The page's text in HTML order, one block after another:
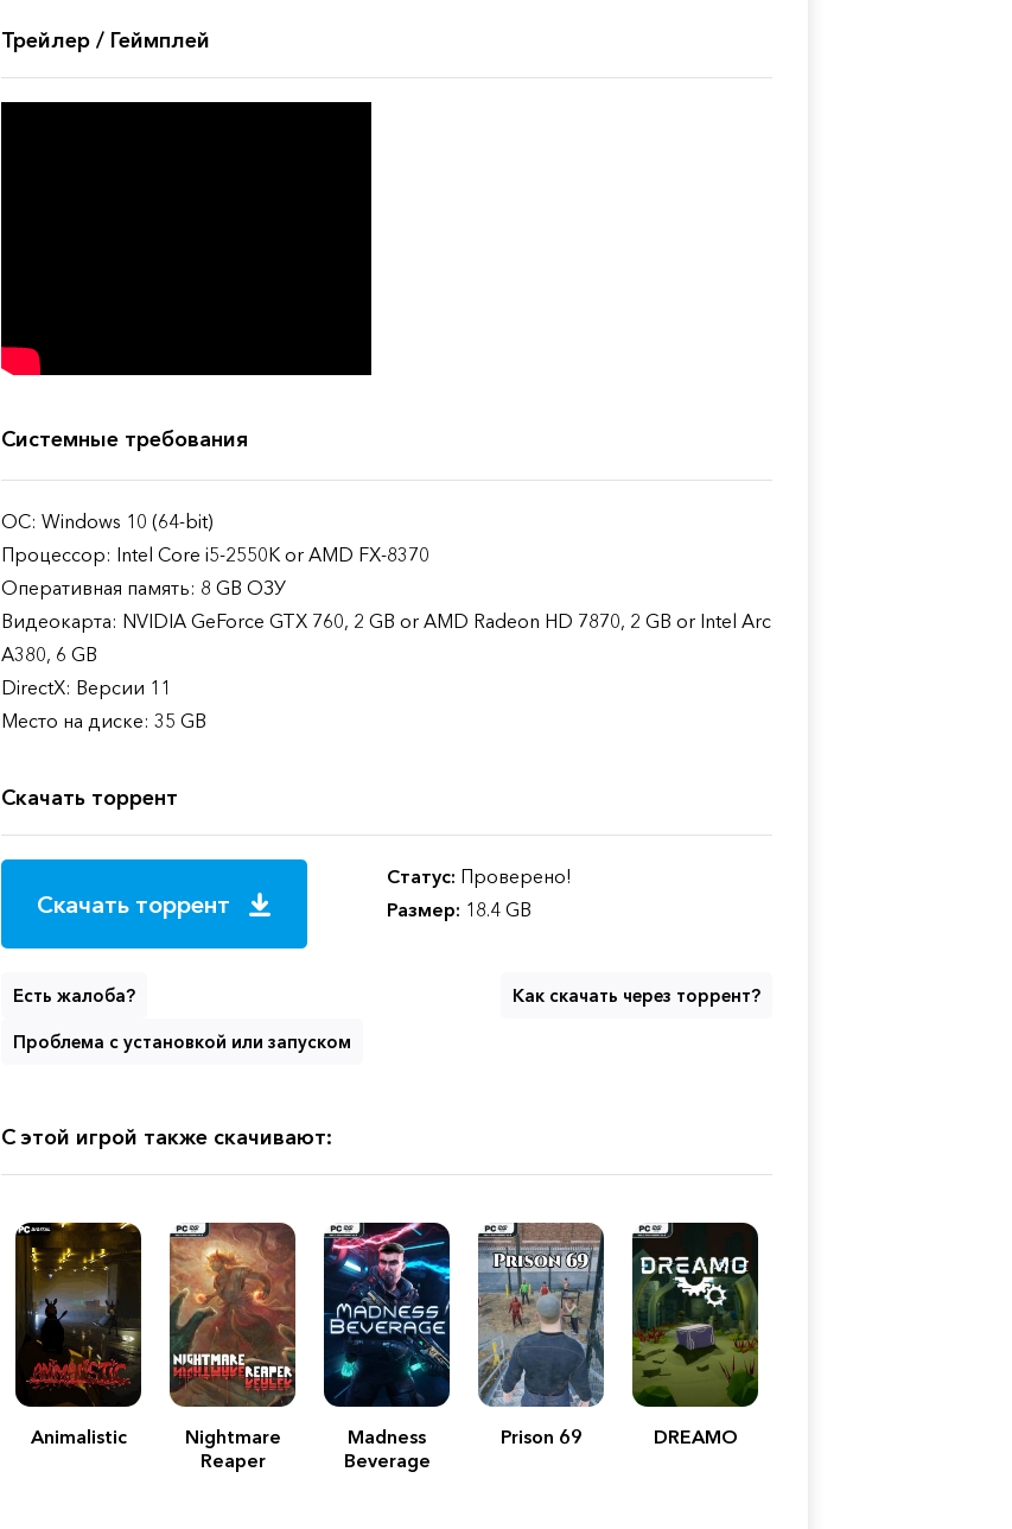
Трейлер / Геймплей
Системные требования
ОС: Windows 10 (64-bit)
Процессор: Intel Core i5-2550K or AMD FX-8370
Оперативная память: 8 GB ОЗУ
Видеокарта: NVIDIA GeForce GTX 760, 2 GB or AMD Radeon HD 7870, 2 GB or Intel Arc
A380, 6 GB
DirectX: Версии 11
Место на диске: 35 GB
Скачать торрент
Скачать торрент
Статус: Проверено!
Размер: 18.4 GB
Есть жалоба? Как скачать через торрент?
Проблема с установкой или запуском
С этой игрой также скачивают:
Animalistic
Nightmare
Reaper
Madness
Beverage
Prison 69 DREAMO